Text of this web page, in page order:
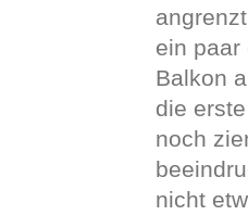
ein paar
Balkon
die
noch
nicht